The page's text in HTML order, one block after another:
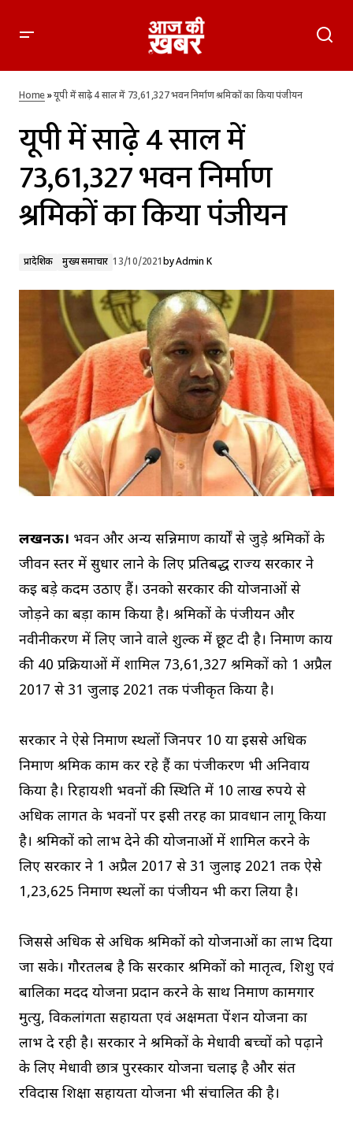
यूपी में साढ़े 4 साल में 73,61,327 भवन निर्माण श्रमिकों का किया पंजीयन
Home»यूपी में साढ़े 4 साल में 73,61,327 भवन निर्माण श्रमिकों का किया पंजीयन
यूपी में साढ़े 4 साल में
73,61,327 भवन निर्माण
श्रमिकों का किया पंजीयन
प्रादेशिक मुख्य समाचार 13/10/2021byAdmin K
लखनऊ। भवन और अन्य सन्निर्माण कार्यों से जुड़े श्रमिकों के
जीवन स्तर में सुधार लाने के लिए प्रतिबद्ध राज्य सरकार ने
कई बड़े कदम उठाए हैं। उनको सरकार की योजनाओं से
जोड़ने का बड़ा काम किया है। श्रमिकों के पंजीयन और
नवीनीकरण में लिए जाने वाले शुल्क में छूट दी है। निर्माण कार्य
की 40 प्रक्रियाओं में शामिल 73,61,327 श्रमिकों को 1 अप्रैल
2017 से 31 जुलाई 2021 तक पंजीकृत किया है।
सरकार ने ऐसे निर्माण स्थलों जिनपर 10 या इससे अधिक
निर्माण श्रमिक काम कर रहे हैं का पंजीकरण भी अनिवार्य
किया है। रिहायशी भवनों की स्थिति में 10 लाख रुपये से
अधिक लागत के भवनों पर इसी तरह का प्रावधान लागू किया
है। श्रमिकों को लाभ देने की योजनाओं में शामिल करने के
लिए सरकार ने 1 अप्रैल 2017 से 31 जुलाई 2021 तक ऐसे
1,23,625 निर्माण स्थलों का पंजीयन भी करा लिया है।
जिससे अधिक से अधिक श्रमिकों को योजनाओं का लाभ दिया
जा सके। गौरतलब है कि सरकार श्रमिकों को मातृत्व, शिशु एवं
बालिका मदद योजना प्रदान करने के साथ निर्माण कामगार
मुत्यु, विकलांगता सहायता एवं अक्षमता पेंशन योजना का
लाभ दे रही है। सरकार ने श्रमिकों के मेधावी बच्चों को पढ़ाने
के लिए मेधावी छात्र पुरस्कार योजना चलाई है और संत
रविदास शिक्षा सहायता योजना भी संचालित की है।